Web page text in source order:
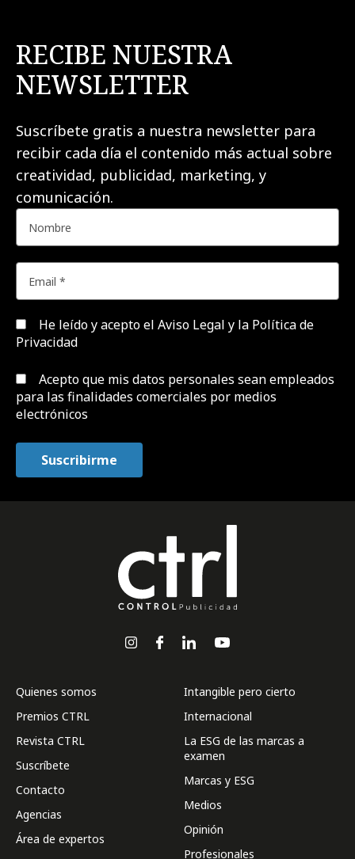
RECIBE NUESTRA
NEWSLETTER
Suscríbete gratis a nuestra newsletter para
recibir cada día el contenido más actual sobre
creatividad, publicidad, marketing, y
comunicación.
He leído y acepto el Aviso Legal y la Política de
Privacidad
Acepto que mis datos personales sean empleados
para las finalidades comerciales por medios
electrónicos
Quienes somos
Premios CTRL
Revista CTRL
Suscríbete
Contacto
Agencias
Área de expertos
Intangible pero cierto
Internacional
La ESG de las marcas a
examen
Marcas y ESG
Medios
Opinión
Profesionales